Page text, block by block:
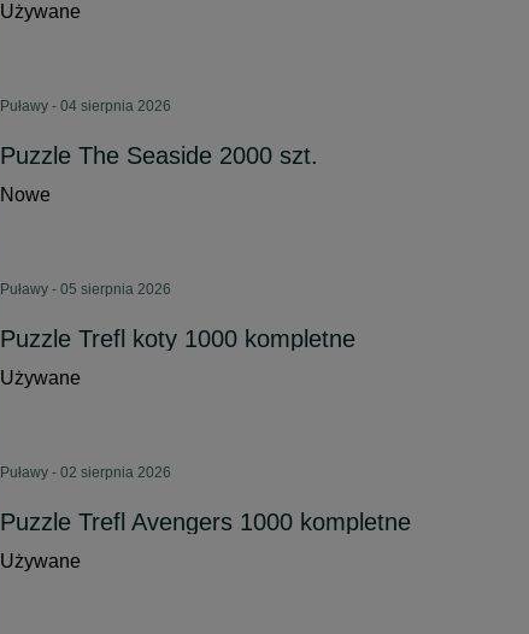
Używane
Puławy - 04 sierpnia 2026
Puzzle The Seaside 2000 szt.
Nowe
Puławy - 05 sierpnia 2026
Puzzle Trefl koty 1000 kompletne
Używane
Puławy - 02 sierpnia 2026
Puzzle Trefl Avengers 1000 kompletne
Używane